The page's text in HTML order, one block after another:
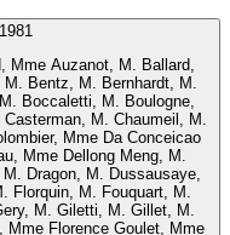
Auzanot, M. Ballard,
Bentz, M. Bernhardt, M.
Boccaletti, M. Boulogne,
M. Chaumeil, M.
Mme Da Conceicao
Mme Dellong Meng, M.
Dragon, M. Dussausaye,
Florquin, M. Fouquart, M.
M. Giletti, M. Gillet, M.
Mme Florence Goulet, Mme